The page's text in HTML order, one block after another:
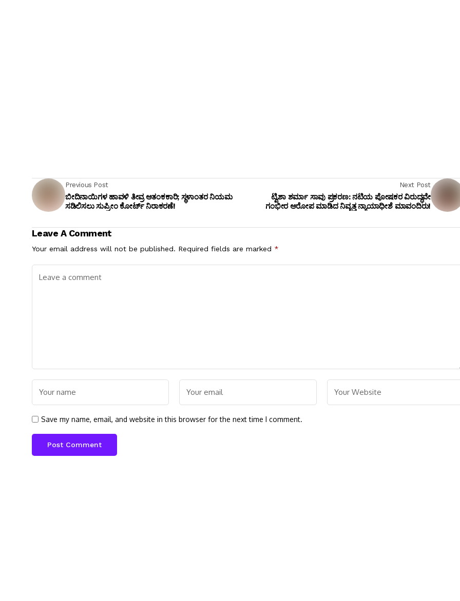
Previous Post
ಬೀದಿನಾಯಿಗಳ ಹಾವಳಿ ತೀವ್ರ ಆತಂಕಕಾರಿ; ಸ್ಥಳಾಂತರ ನಿಯಮ
ಸಡಿಲಿಸಲು ಸುಪ್ರೀಂ ಕೋರ್ಟ್ ನಿರಾಕರಣೆ!
Next Post
ಟ್ವಿಶಾ ಶರ್ಮಾ ಸಾವು ಪ್ರಕರಣ: ನಟಿಯ ಪೋಷಕರ ವಿರುದ್ಧವೇ
ಗಂಭೀರ ಆರೋಪ ಮಾಡಿದ ನಿವೃತ್ತ ನ್ಯಾಯಾಧೀಶೆ ಮಾವಂದಿರು!
Leave A Comment
Your email address will not be published. Required fields are marked *
Save my name, email, and website in this browser for the next time I comment.